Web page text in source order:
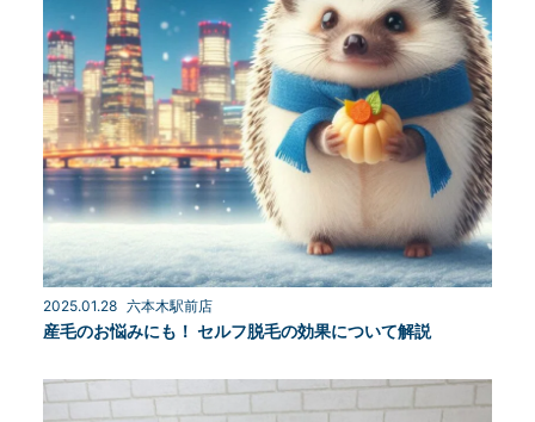
2025.01.28 六本木駅前店
産毛のお悩みにも！ セルフ脱毛の効果について解説